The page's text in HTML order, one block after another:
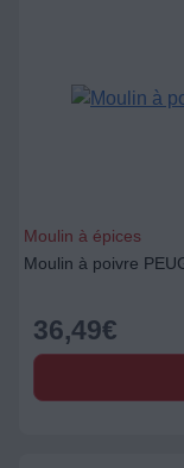
Moulin à épices
Moulin à poivre
36,49€